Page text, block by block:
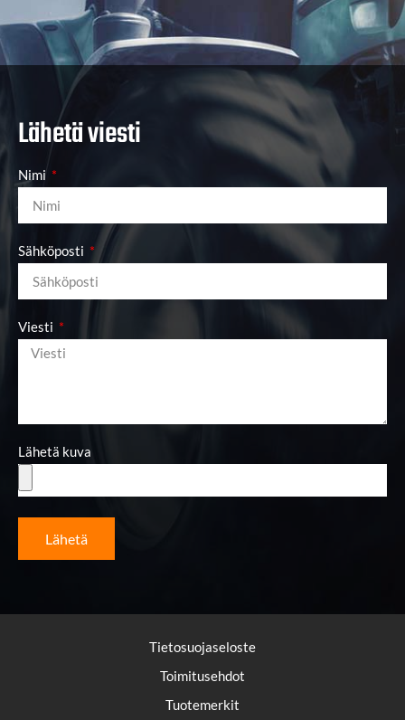
Lähetä viesti
Nimi
Sähköposti
Viesti
Lähetä kuva
Lähetä
Tietosuojaseloste
Toimitusehdot
Tuotemerkit